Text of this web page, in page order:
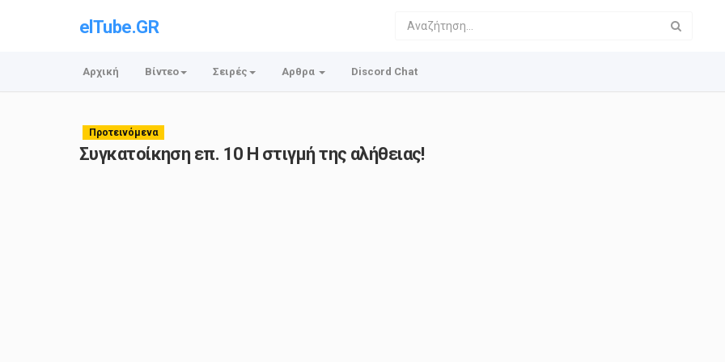
elTube.GR
Αρχική Βίντεο Σειρές Αρθρα Discord Chat
Προτεινόμενα
Συγκατοίκηση επ. 10 Η στιγμή της αλήθειας!